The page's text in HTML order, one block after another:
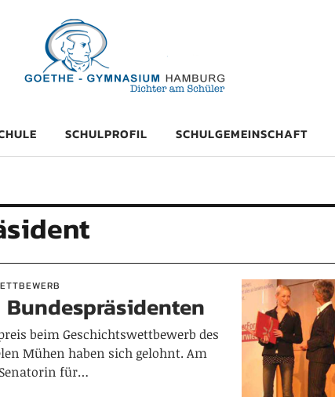
Hamburg
SCHULPROFIL SCHULGEMEINSCHAFT
beim Geschichtswettbewerb des
Mühen haben sich gelohnt. Am
Senatorin für…